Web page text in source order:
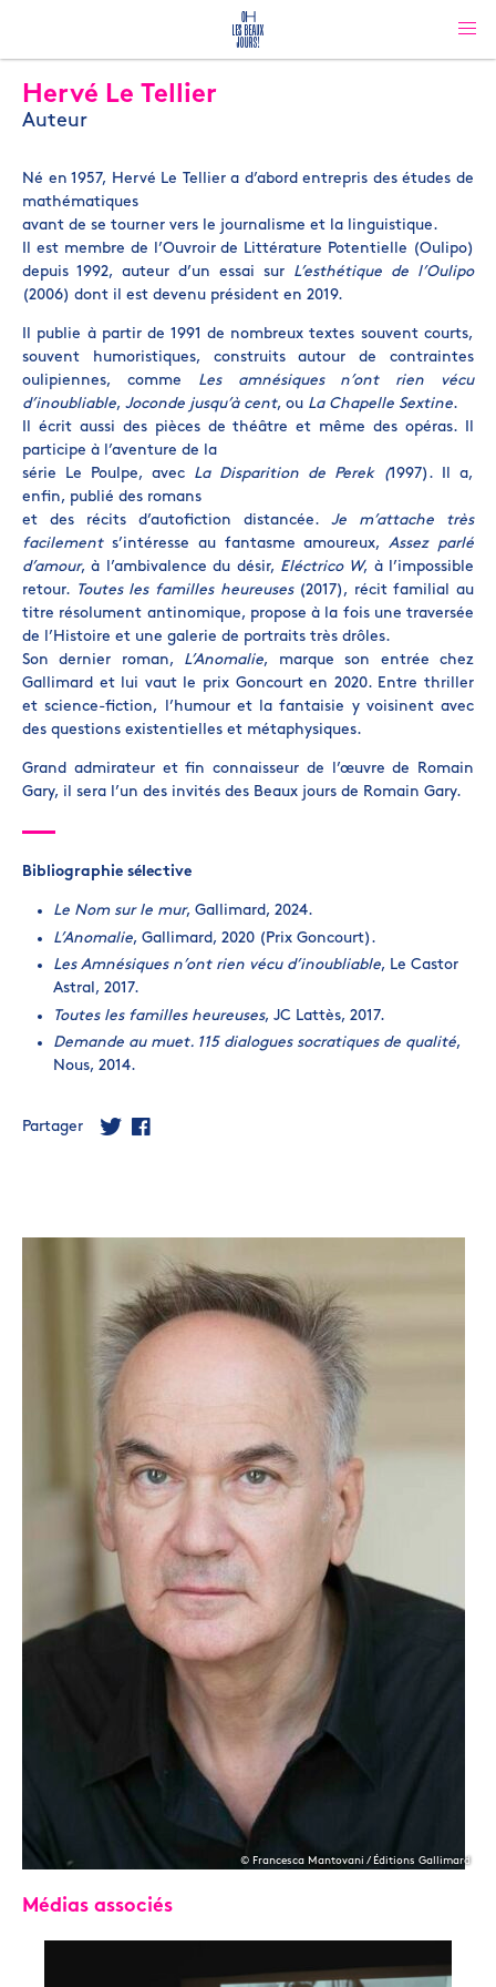
Hervé Le Tellier
Auteur
Né en 1957, Hervé Le Tellier a d’abord entrepris des études de
mathématiques
avant de se tourner vers le journalisme et la linguistique.
Il est membre de l’Ouvroir de Littérature Potentielle (Oulipo)
depuis 1992, auteur d’un essai sur L’esthétique de l’Oulipo
(2006) dont il est devenu président en 2019.
Il publie à partir de 1991 de nombreux textes souvent courts,
souvent humoristiques, construits autour de contraintes
oulipiennes, comme Les amnésiques n’ont rien vécu
d’inoubliable, Joconde jusqu’à cent, ou La Chapelle Sextine.
Il écrit aussi des pièces de théâtre et même des opéras. Il
participe à l’aventure de la
série Le Poulpe, avec La Disparition de Perek (1997). Il a,
enfin, publié des romans
et des récits d’autofiction distancée. Je m’attache très
facilements’intéresse au fantasme amoureux,Assez parlé
d’amour, à l’ambivalence du désir, Eléctrico W, à l’impossible
retour. Toutes les familles heureuses(2017), récit familial au
titre résolument antinomique, propose à la fois une traversée
de l’Histoire et une galerie de portraits très drôles.
Son dernier roman, L’Anomalie, marque son entrée chez
Gallimard et lui vaut le prix Goncourt en 2020. Entre thriller
et science-fiction, l’humour et la fantaisie y voisinent avec
des questions existentielles et métaphysiques.
Grand admirateur et fin connaisseur de l’œuvre de Romain
Gary, il sera l’un des invités des Beaux jours de Romain Gary.
Bibliographie sélective
Le Nom sur le mur, Gallimard, 2024.
L’Anomalie, Gallimard, 2020 (Prix Goncourt).
Les Amnésiques n’ont rien vécu d’inoubliable, Le Castor
Astral, 2017.
Toutes les familles heureuses, JC Lattès, 2017.
Demande au muet. 115 dialogues socratiques de qualité,
Nous, 2014.
Partager
© Francesca Mantovani / Éditions Gallimard
Médias associés